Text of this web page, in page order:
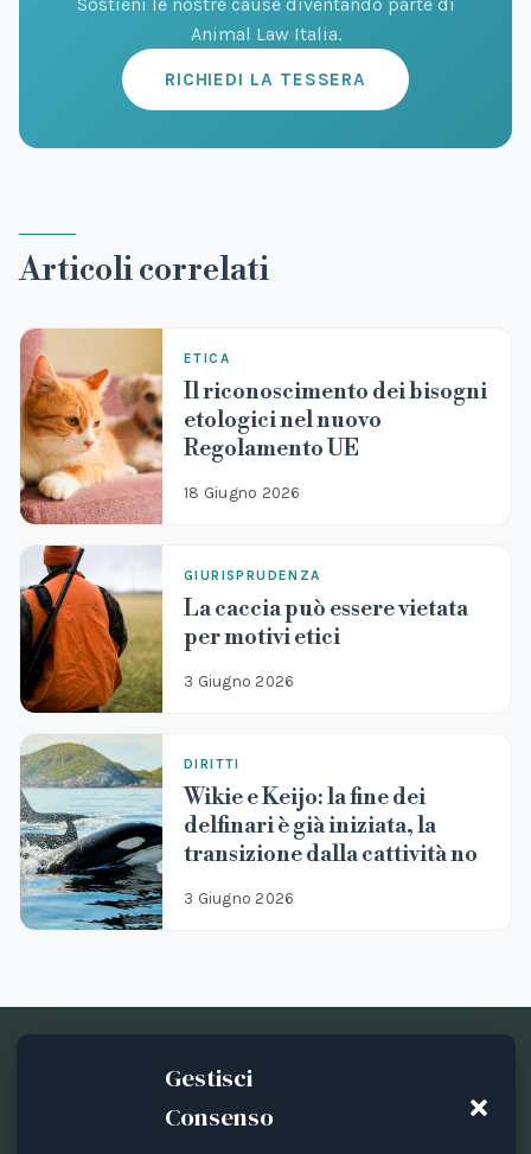
Gestisci
Consenso
Animal Law Italia.
RICHIEDI LA TESSERA
Articoli correlati
ETICA
Il riconoscimento dei bisogni
etologici nel nuovo
Regolamento UE
18 Giugno 2026
GIURISPRUDENZA
La caccia può essere vietata
per motivi etici
3 Giugno 2026
DIRITTI
Wikie e Keijo: la fine dei
delfinari è già iniziata, la
transizione dalla cattività no
3 Giugno 2026